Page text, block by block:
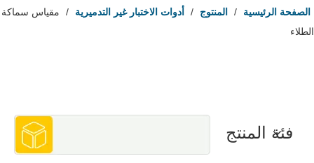
الصفحة الرئيسية / المنتوج / أدوات الاختبار غير التدميرية /
مقياس سماكة
الطلاء
فئة المنتج